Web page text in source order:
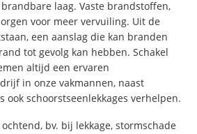
laag. Vaste brandstoffen,
voor meer vervuiling. Uit de
een aanslag die kan branden
tot gevolg kan hebben. Schakel
altijd een ervaren
in onze vakmannen, naast
ook schoorstseenlekkages verhelpen.
bv. bij lekkage, stormschade